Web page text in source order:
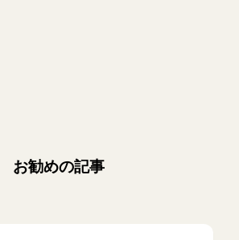
お勧めの記事